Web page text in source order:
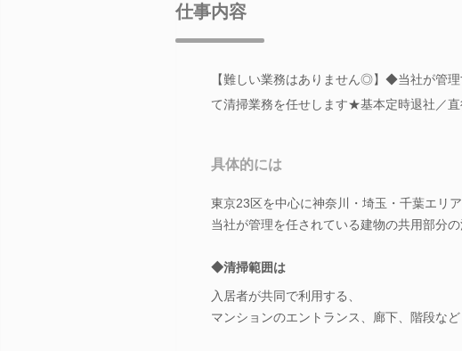
仕事内容
【難しい業務はありません◎】◆当社が管
て清掃業務を任せします★基本定時退社／
具体的には
東京23区を中心に神奈川・埼玉・千葉エリ
当社が管理を任されている建物の共用部分の
◆清掃範囲は
入居者が共同で利用する、
マンションのエントランス、廊下、階段など